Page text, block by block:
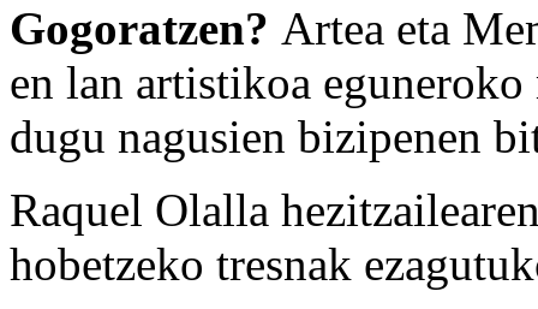
Gogoratzen? Artea eta
en lan artistikoa
dugu nagusien bizipenen
Raquel Olalla
hobetzeko tresnak